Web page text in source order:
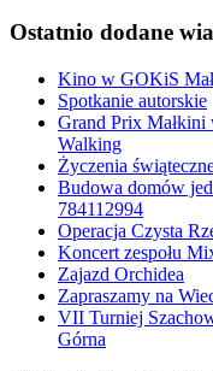
Ostatnio dodane
Kino w GOKiS
Spotkanie autorskie
Grand Prix Małkini
Walking
Życzenia
Budowa domów
784112994
Operacja Czysta
Koncert zespołu
Zajazd Orchidea
Zapraszamy na
VII Turniej
Górna